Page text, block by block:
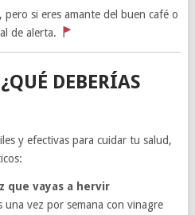
si eres amante del buen café o
de alerta.
DEBERÍAS
y efectivas para cuidar tu salud,
que vayas a hervir
una vez por semana con vinagre